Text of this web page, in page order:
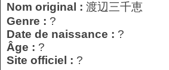
Nom original : 渡辺三千恵
Genre : ?
Date de naissance : ?
Âge : ?
Site officiel : ?